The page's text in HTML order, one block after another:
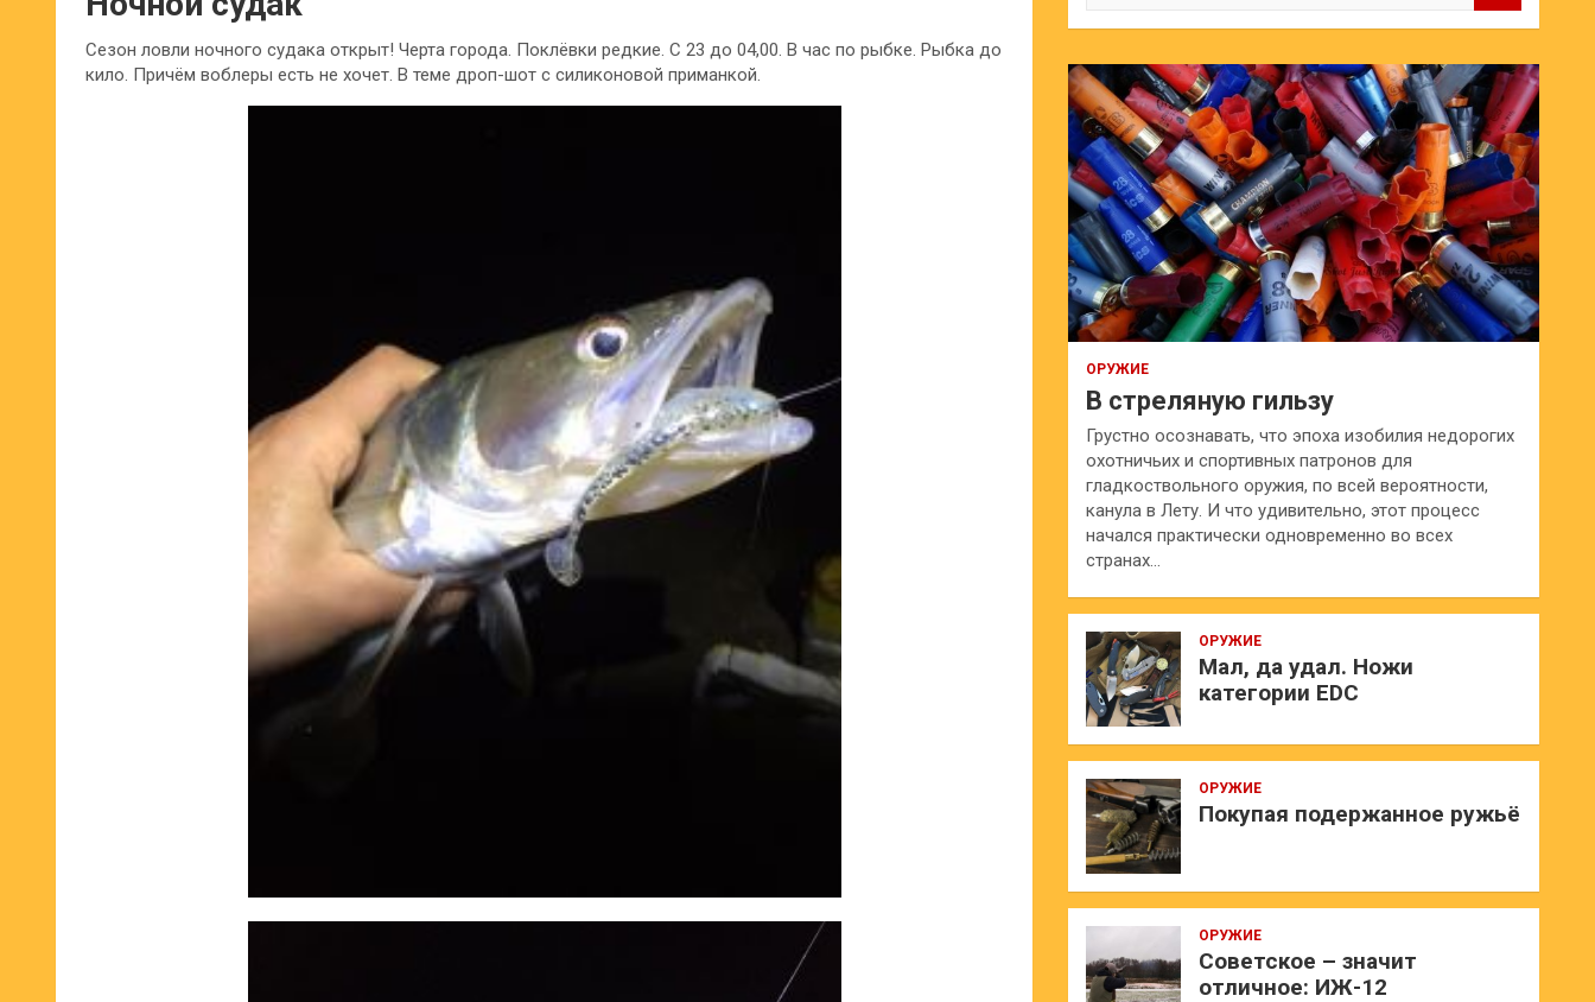
Сезон ловли ночного судака открыт! Черта города. Поклёвки редкие. С 23 до 04,00. В час по рыбке. Рыбка до
кило. Причём воблеры есть не хочет. В теме дроп-шот с силиконовой приманкой.
к
ОРУЖИЕ
В стреляную гильзу
Грустно осознавать, что эпоха изобилия недорогих
охотничьих и спортивных патронов для
гладкоствольного оружия, по всей вероятности,
канула в Лету. И что удивительно, этот процесс
начался практически одновременно во всех
странах…
ОРУЖИЕ
Мал, да удал. Ножи
категории EDC
ОРУЖИЕ
Покупая подержанное ружьё
ОРУЖИЕ
Советское – значит
отличное: ИЖ-12